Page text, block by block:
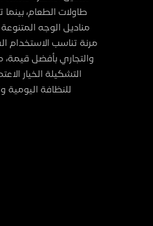
طاولات الطعام،
مناديل الوجه
مرنة تناسب الاستخدام
والتجاري بأفضل
التشكيلة الخيار
للنظافة اليومية